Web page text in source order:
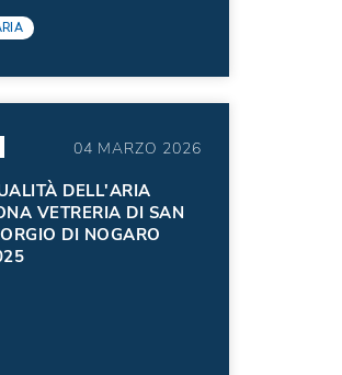
04 MARZO 2026
DELL'ARIA
VETRERIA DI SAN
DI NOGARO